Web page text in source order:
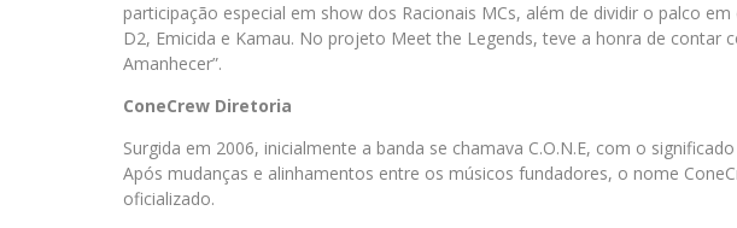
participação especial em show dos Racionais MCs, além de dividir o palco
D2, Emicida e Kamau. No projeto Meet the Legends, teve a honra de contar
Amanhecer”.
ConeCrew Diretoria
Surgida em 2006, inicialmente a banda se chamava C.O.N.E, com o
Após mudanças e alinhamentos entre os músicos fundadores, o nome
oficializado.